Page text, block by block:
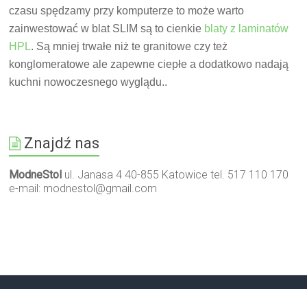
czasu spędzamy przy komputerze to może warto
zainwestować w blat SLIM są to cienkie blaty z laminatów
HPL. Są mniej trwałe niż te granitowe czy też
konglomeratowe ale zapewne ciepłe a dodatkowo nadają
kuchni nowoczesnego wyglądu..
Znajdź nas
ModneStol ul. Janasa 4 40-855 Katowice tel. 517 110 170
e-mail: modnestol@gmail.com